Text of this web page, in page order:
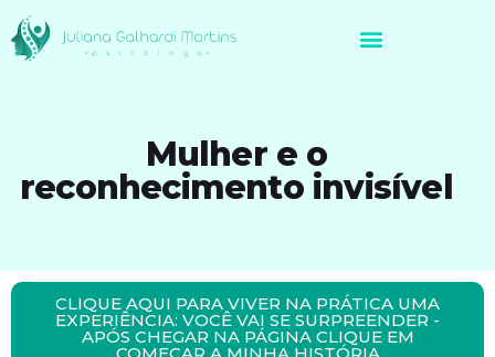
Mulher e o
reconhecimento invisível
CLIQUE AQUI PARA VIVER NA PRÁTICA UMA
EXPERIÊNCIA: VOCÊ VAI SE SURPREENDER -
APÓS CHEGAR NA PÁGINA CLIQUE EM